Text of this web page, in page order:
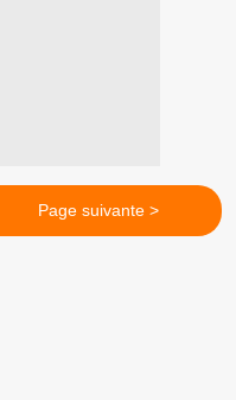
Page suivante >